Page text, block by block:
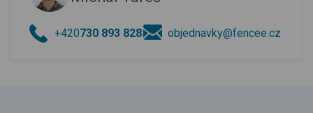
+420730 893 828 objednavky@fencee.cz